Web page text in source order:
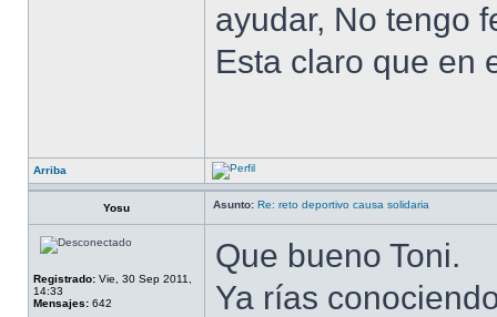
ayudar, No tengo
Esta claro que en
Arriba
Yosu Asunto: Re: reto deportivo causa solidaria
Registrado: Vie, 30 Sep 2011,
14:33
Mensajes: 642
Que bueno Toni.
Ya rías